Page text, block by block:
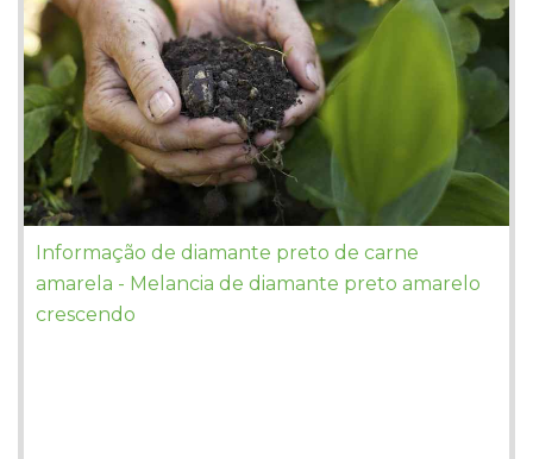
Informação de diamante preto de carne
amarela - Melancia de diamante preto amarelo
crescendo